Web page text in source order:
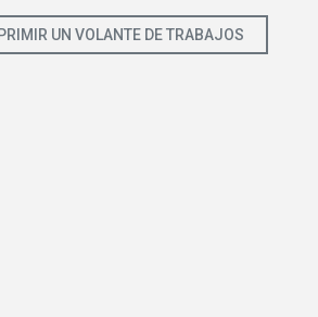
UN VOLANTE DE TRABAJOS